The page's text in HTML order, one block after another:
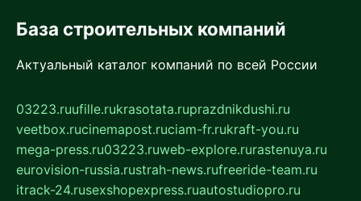
База строительных компаний
Актуальный каталог компаний по всей России
03223.ruufille.rukrasotata.ruprazdnikdushi.ru
veetbox.rucinemapost.ruciam-fr.rukraft-you.ru
mega-press.ru03223.ruweb-explore.rurastenuya.ru
eurovision-russia.rustrah-news.rufreeride-team.ru
itrack-24.rusexshopexpress.ruautostudiopro.ru